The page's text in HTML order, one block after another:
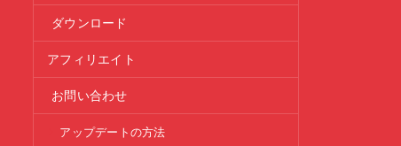
ダウンロード
アフィリエイト
お問い合わせ
アップデートの方法